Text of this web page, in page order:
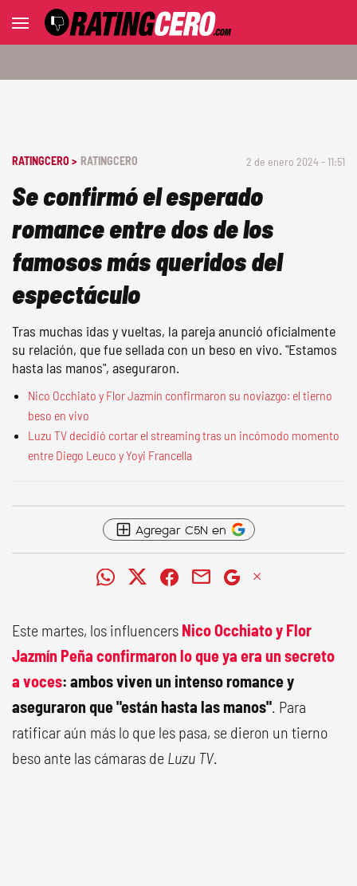
RATINGCERO > RATINGCERO 2 de enero 2024 - 11:51
Se confirmó el esperado
romance entre dos de los
famosos más queridos del
espectáculo
Tras muchas idas y vueltas, la pareja anunció oficialmente
su relación, que fue sellada con un beso en vivo. "Estamos
hasta las manos", aseguraron.
Nico Occhiato y Flor Jazmín confirmaron su noviazgo: el tierno
beso en vivo
Luzu TV decidió cortar el streaming tras un incómodo momento
entre Diego Leuco y Yoyi Francella
Agregar C5N en
Este martes, los influencers Nico Occhiato y Flor
Jazmín Peña confirmaron lo que ya era un secreto
a voces: ambos viven un intenso romance y
aseguraron que "están hasta las manos". Para
ratificar aún más lo que les pasa, se dieron un tierno
beso ante las cámaras de Luzu TV.